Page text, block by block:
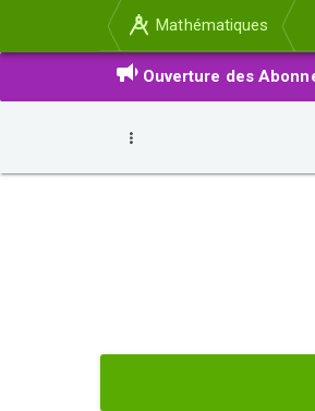
Mathématiques
Ouverture des